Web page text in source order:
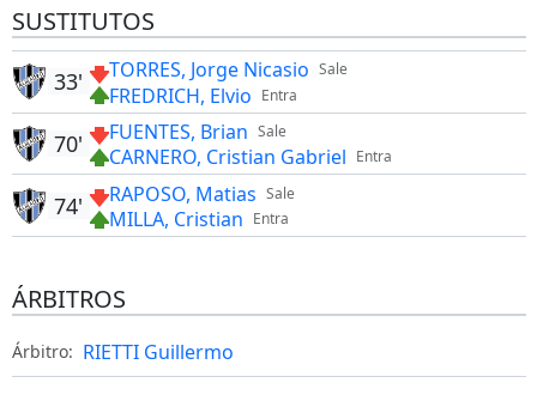
SUSTITUTOS
Sale
TORRES, Jorge Nicasio
Entra
FREDRICH, Elvio
33'
Sale
FUENTES, Brian
Entra
CARNERO, Cristian Gabriel
70'
Sale
RAPOSO, Matias
Entra
MILLA, Cristian
74'
ÁRBITROS
Árbitro: RIETTI Guillermo